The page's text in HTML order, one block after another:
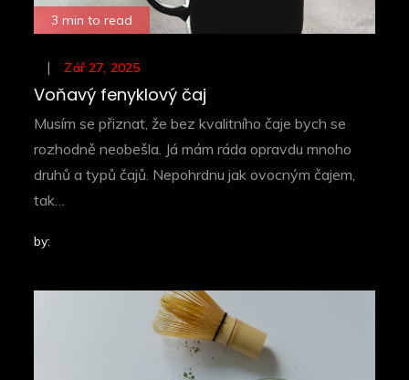
3 min to read
Posted
on
Zář 27, 2025
Voňavý fenyklový čaj
Musím se přiznat, že bez kvalitního čaje bych se
rozhodně neobešla. Já mám ráda opravdu mnoho
druhů a typů čajů. Nepohrdnu jak ovocným čajem,
tak…
by: